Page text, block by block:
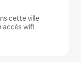
cette ville
accès wifi